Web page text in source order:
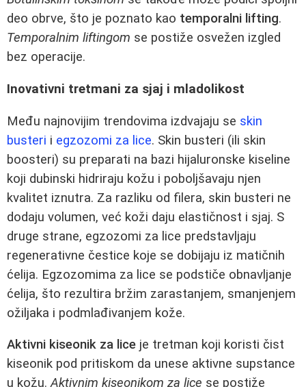
deo obrve, što je poznato kao temporalni lifting.
Temporalnim liftingom se postiže osvežen izgled
bez operacije.
Inovativni tretmani za sjaj i mladolikost
Među najnovijim trendovima izdvajaju se skin
busteri i egzozomi za lice. Skin busteri (ili skin
boosteri) su preparati na bazi hijaluronske kiseline
koji dubinski hidriraju kožu i poboljšavaju njen
kvalitet iznutra. Za razliku od filera, skin busteri ne
dodaju volumen, već koži daju elastičnost i sjaj. S
druge strane, egzozomi za lice predstavljaju
regenerativne čestice koje se dobijaju iz matičnih
ćelija. Egzozomima za lice se podstiče obnavljanje
ćelija, što rezultira bržim zarastanjem, smanjenjem
ožiljaka i podmlađivanjem kože.
Aktivni kiseonik za lice je tretman koji koristi čist
kiseonik pod pritiskom da unese aktivne supstance
u kožu.Aktivnim kiseonikom za lice se postiže